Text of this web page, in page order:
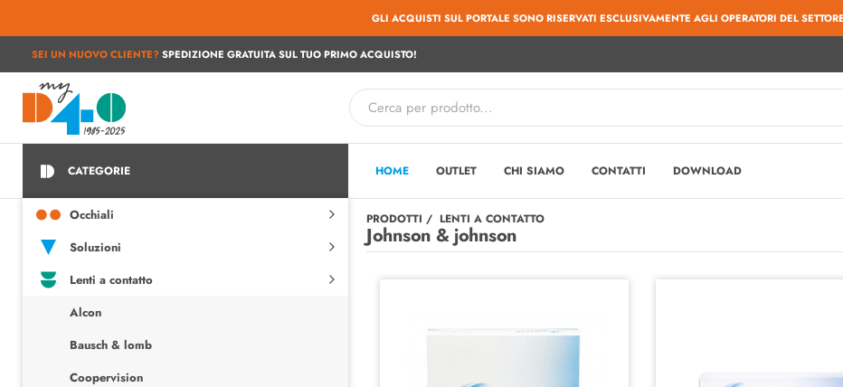
GLI ACQUISTI SUL PORTALE SONO RISERVATI ESCLUSIVAMENTE AGLI OPERATORI DEL SETTORE
SEI UN NUOVO CLIENTE?SPEDIZIONE GRATUITA SUL TUO PRIMO ACQUISTO!
CATEGORIE
Occhiali
Soluzioni
Lenti a contatto
Alcon
Bausch & lomb
Coopervision
HOME OUTLET CHI SIAMO CONTATTI DOWNLOAD
PRODOTTI LENTI A CONTATTO
Johnson & johnson